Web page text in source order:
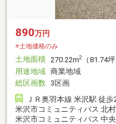
890万円
※土地価格のみ
土地面積 270.22m2
（81.74坪
用途地域 商業地域
総区画数 3区画
ＪＲ奥羽本線 米沢駅 徒歩
米沢市コミュニティバス 北
米沢市コミュニティバス 中